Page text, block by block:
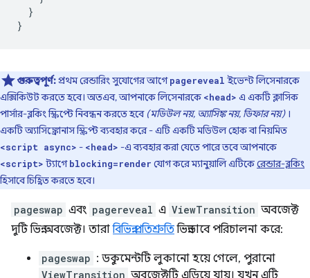
}
}
গুরুত্বপূর্ণ:প্রথম রেন্ডারিং সুযোগের আগেpagereveal ইভেন্ট লিসেনারকে
এক্সিকিউট করতে হবে। অতএব, আপনাকে লিসেনারকে <head> এ একটি ক্লাসিক
পার্সার-ব্লকিং স্ক্রিপ্টে নিবন্ধন করতে হবে (মডিউল নয়, অ্যাসিঙ্ক নয়, ডিফার নয়)।
একটি অ্যাসিঙ্ক্রোনাস স্ক্রিপ্ট ব্যবহার করে - এটি একটি মডিউল হোক বা নিয়মিত
<script async> - <head> -এ ব্যবহার করা যেতে পারে তবে আপনাকে
<script> ট্যাগেblocking=render যোগ করে ম্যানুয়ালি এটিকেরেন্ডার-ব্লকিং
হিসাবে চিহ্নিত করতে হবে।
pageswap এবং pagereveal এ ViewTransition অবজেক্ট
দুটি ভিন্ন অবজেক্ট। তারাবিভিন্ন প্রতিশ্রুতিভিন্নভাবে পরিচালনা করে:
pageswap : ডকুমেন্টটি লুকানো হয়ে গেলে, পুরানো
ViewTransition